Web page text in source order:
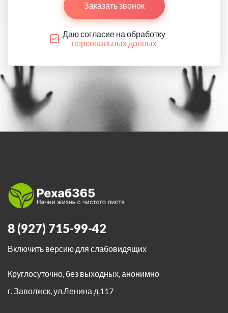
Заказать звонок
Даю согласие на обработку
персональных данных
8 (927) 715-99-42
Включить версию для слабовидящих
Круглосуточно, без выходных, анонимно
г. Заволжск,ул.Ленина д.117